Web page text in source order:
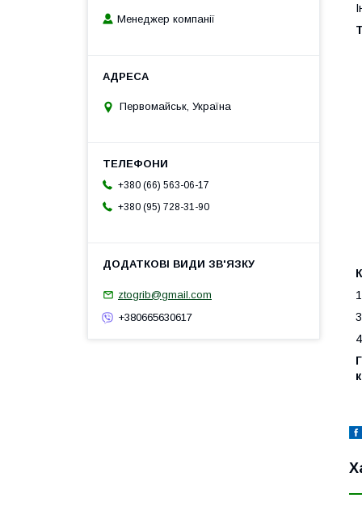
Менеджер компанії
Первомайськ, Україна
+380 (66) 563-06-17
+380 (95) 728-31-90
ztogrib@gmail.com
+380665630617